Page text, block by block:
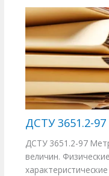
ДСТУ 3651.2-97
ДСТУ 3651.2-97
величин.